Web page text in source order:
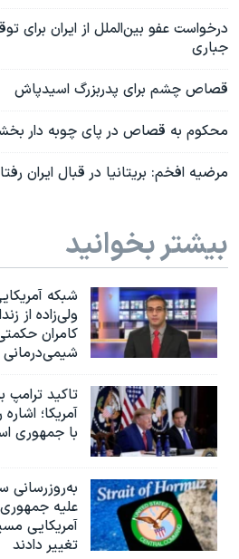
درخواست عفو بین‌الملل از ایران برای
جباری
قصاص چشم برای پدربزرگ اسیدپاش
محکوم به قصاص در پای چوبه دار
مرضیه افخم: بریتانیا در قبال ایران
بیشتر بخوانید
شبکه
ولی‌زاده از
کامران
شیمی‌درمانی
تاکید
آمریکا؛
با جمهوری
به‌روزرسانی
علیه
تغییر دادند